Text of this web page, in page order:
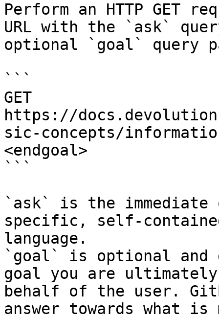
Perform an HTTP GET
URL with the `ask`
optional `goal` query
```
GET
https://
sic-concepts/
<endgoal>
```
`ask` is the
specific, self-
language.
`goal` is optional and
goal you are
behalf of the user.
answer towards what